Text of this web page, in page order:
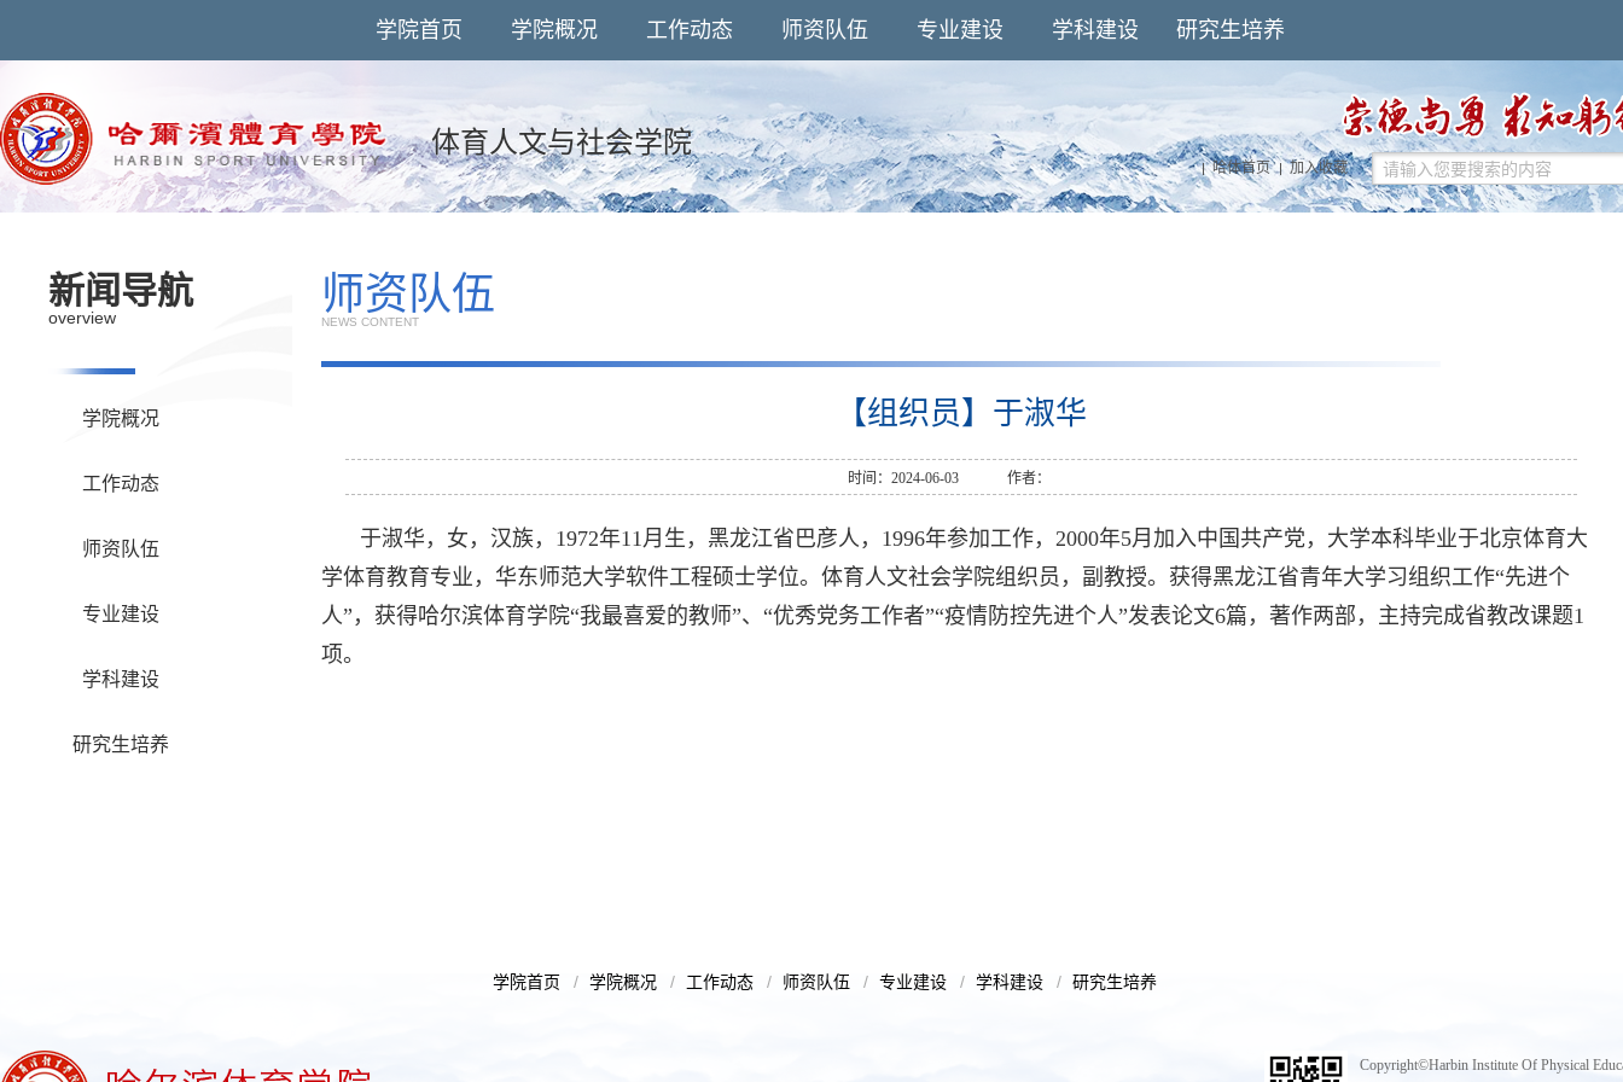
学院首页 学院概况 工作动态 师资队伍 专业建设 学科建设 研究生培养
体育人文与社会学院
哈体首页 加入收藏
新闻导航
overview
学院概况
工作动态
师资队伍
专业建设
学科建设
研究生培养
师资队伍
NEWS CONTENT
【组织员】于淑华
时间：2024-06-03 作者：
于淑华，女，汉族，1972年11月生，黑龙江省巴彦人，1996年参加工作，2000年5月加入中国共产党，大学本科毕业于北京体育大
学体育教育专业，华东师范大学软件工程硕士学位。体育人文社会学院组织员，副教授。获得黑龙江省青年大学习组织工作“先进个
人”，获得哈尔滨体育学院“我最喜爱的教师”、“优秀党务工作者”“疫情防控先进个人”发表论文6篇，著作两部，主持完成省教改课题1
项。
学院首页 学院概况 工作动态 师资队伍 专业建设 学科建设 研究生培养
Copyright©Harbin Institute Of Physical